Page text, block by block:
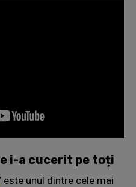
i-a cucerit pe toți
este unul dintre cele mai